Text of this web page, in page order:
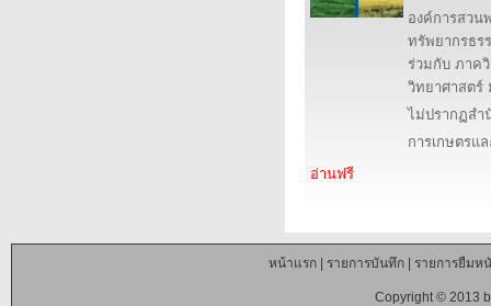
องค์การสวน
ทรัพยากรธร
ร่วมกับ ภาค
วิทยาศาสตร์
ไม่ปรากฏส
การเกษตรแ
อ่านฟรี
หน้าแรก| รายการบันทึก| รายการยืมห
Copyright © 2013